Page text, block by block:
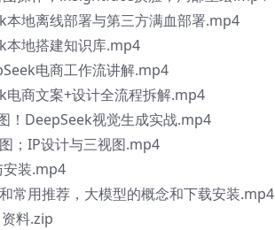
本地离线部署与第三方满血部署.mp4
本地搭建知识库.mp4
电商工作流讲解.mp4
电商文案+设计全流程拆解.mp4
！DeepSeek视觉生成实战.mp4
；IP设计与三视图.mp4
安装.mp4
常用推荐，大模型的概念和下载安装.mp4
料.zip